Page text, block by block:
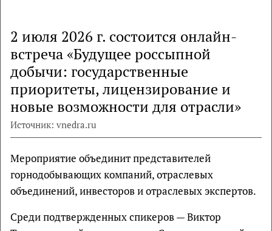
2 июля 2026 г. состоится онлайн-
встреча «Будущее россыпной
добычи: государственные
приоритеты, лицензирование и
новые возможности для отрасли»
Источник: vnedra.ru
Мероприятие объединит представителей
горнодобывающих компаний, отраслевых
объединений, инвесторов и отраслевых экспертов.
Среди подтвержденных спикеров — Виктор